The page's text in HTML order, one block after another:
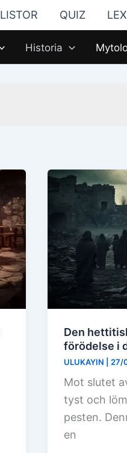
LISTOR QUIZ
Historia
Den
förödelse i
ULUKAYIN 27/
Mot slutet
tyst och
pesten.
en